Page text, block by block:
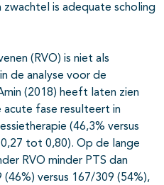
zwachtel is adequate scholing
(RVO) is niet als
de analyse voor de
(2018) heeft laten zien
fase resulteert in
(46,3% versus
tot 0,80). Op de lange
RVO minder PTS dan
versus 167/309 (54%),